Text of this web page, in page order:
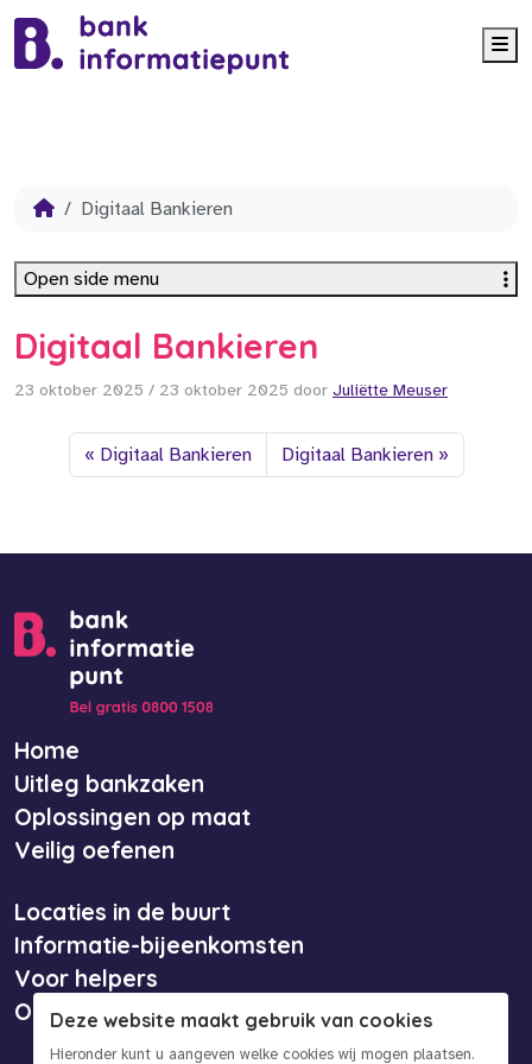
Digitaal Bankieren
Digitaal Bankieren
23 oktober 2025 / 23 oktober 2025 door Juliëtte Meuser
Digitaal Bankieren Digitaal Bankieren
Open side menu
Home
Uitleg bankzaken
Oplossingen op maat
Veilig oefenen
Locaties in de buurt
Informatie-bijeenkomsten
Voor helpers
Over ons
Deze website maakt gebruik van cookies
Hieronder kunt u aangeven welke cookies wij mogen plaatsen.